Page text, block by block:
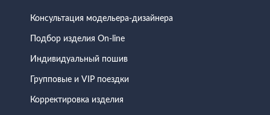
Консультация модельера-дизайнера
Подбор изделия On-line
Индивидуальный пошив
Групповые и VIP поездки
Корректировка изделия